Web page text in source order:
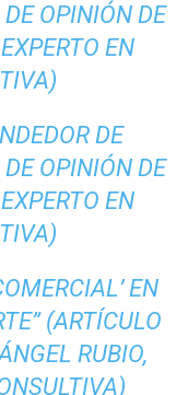
OPINIÓN DE
EN
DE
OPINIÓN DE
EN
EN
(ARTÍCULO
RUBIO,